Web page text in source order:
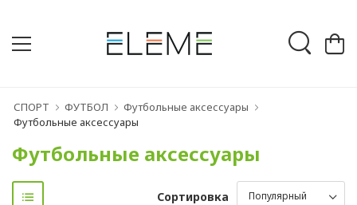
СПОРТ ФУТБОЛ
Футбольные аксессуары
Футбольные аксессуары
Футбольные аксессуары
Сортировка